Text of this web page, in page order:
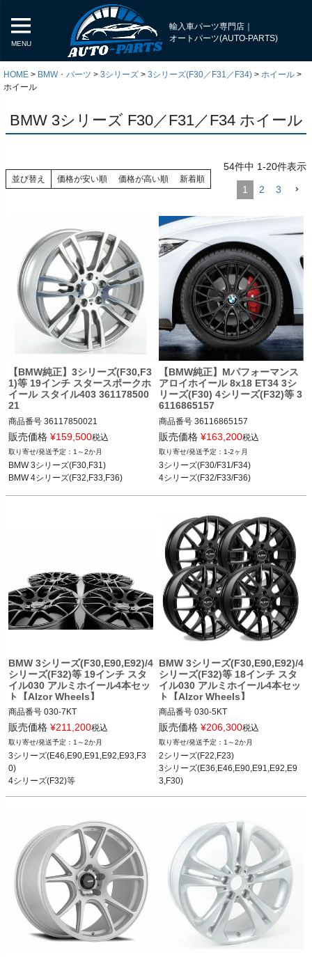
MENU
輸入車パーツ専門店｜
オートパーツ(AUTO-PARTS)
HOME BMW・パーツ 3シリーズ 3シリーズ(F30／F31／F34)
ホイール
ホイール
BMW 3シリーズ F30／F31／F34 ホイール
並び替え 価格が安い順 価格が高い順 新着順
54件中 1-20件表示
1 2 3
【BMW純正】3シリーズ(F30,F3
1)等 19インチ スタースポークホ
イール スタイル403 361178500
21
商品番号 36117850021
36117850021
BMW 3シリーズ(F30,F31) 12-19
BMW 4シリーズ(F32,F33,F36) 13-20
販売価格 ¥159,500税込
1～2か月
BMW 3シリーズ(F30,F31)
BMW 4シリーズ(F32,F33,F36)
【BMW純正】Mパフォーマンス
アロイホイール 8x18 ET34 3シ
リーズ(F30) 4シリーズ(F32)等 3
6116865157
商品番号 36116865157
36116865157
3シリーズ(F30/F31/F34) 12-19
4シリーズ(F32/F33/F36) 13-20
販売価格 ¥163,200税込
1-2ヶ月
3シリーズ(F30/F31/F34)
4シリーズ(F32/F33/F36)
BMW 3シリーズ(F30,E90,E92)/4
シリーズ(F32)等 19インチ スタ
イル030 アルミホイール4本セッ
ト【Alzor Wheels】
商品番号 030-7KT
030-7KT
BMW 2シリーズ(F22,F23)
BMW 3シリーズ(E46,E90,E91,E92,E9
3,F30)
BMW 4シリーズ(F32)
BMW 5シリーズ(E60,E61,F10)
BMW Z4シリーズ(E85,E86)
販売価格 ¥211,200税込
1～2か月
3シリーズ(E46,E90,E91,E92,E93,F3
0)
4シリーズ(F32)等
BMW 3シリーズ(F30,E90,E92)/4
シリーズ(F32)等 18インチ スタ
イル030 アルミホイール4本セッ
ト【Alzor Wheels】
商品番号 030-5KT
030-5KT
BMW 1シリーズ(E82,E88)
BMW 2シリーズ(F22,F23)
BMW 3シリーズ(E36,E46,E90,E91,E9
2,E93,F30)
BMW 4シリーズ(F32)
BMW Z3シリーズ(E36/7,E36/8)
BMW Z4シリーズ(E85,E86)
販売価格 ¥206,300税込
1～2か月
2シリーズ(F22,F23)
3シリーズ(E36,E46,E90,E91,E92,E9
3,F30)